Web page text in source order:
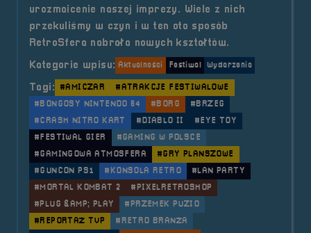
urozmaicenie naszej imprezy. Wiele z nich
przekuliśmy w czyn i w ten oto sposób
RetroSfera nabrała nowych kształtów.
Kategorie wpisu: Aktualności Festiwal Wydarzenia
Tagi: #AMICZAR
#ATRAKCJE FESTIWALOWE
#BONGOSY NINTENDO 64
#BORG
#BRZEG
#CRASH NITRO KART
#DIABLO II
#EYE TOY
#FESTIWAL GIER
#GAMING W POLSCE
#GAMINGOWA ATMOSFERA
#GRY PLANSZOWE
#GUNCON PS1
#KONSOLA RETRO
#LAN PARTY
#MORTAL KOMBAT 2
#PIXELRETROSHOP
#PLUG &AMP; PLAY
#PRZEMEK PUZIO
#REPORTAŻ TVP
#RETRO BRANŻA